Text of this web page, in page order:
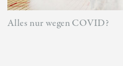
Alles nur wegen COVID?